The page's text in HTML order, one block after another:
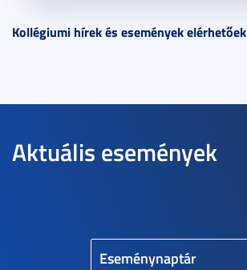
Kollégiumi hírek és események elérhetőek
Aktuális események
Eseménynaptár